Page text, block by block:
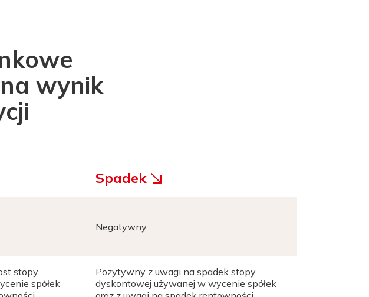
wynik
Spadek
Negatywny
stopy
spółek
Pozytywny z uwagi na spadek stopy
dyskontowej używanej w wycenie spółek